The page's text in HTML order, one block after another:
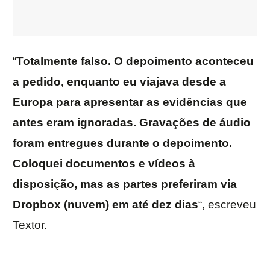
“Totalmente falso. O depoimento aconteceu
a pedido, enquanto eu viajava desde a
Europa para apresentar as evidências que
antes eram ignoradas. Gravações de áudio
foram entregues durante o depoimento.
Coloquei documentos e vídeos à
disposição, mas as partes preferiram via
Dropbox (nuvem) em até dez dias“, escreveu
Textor.